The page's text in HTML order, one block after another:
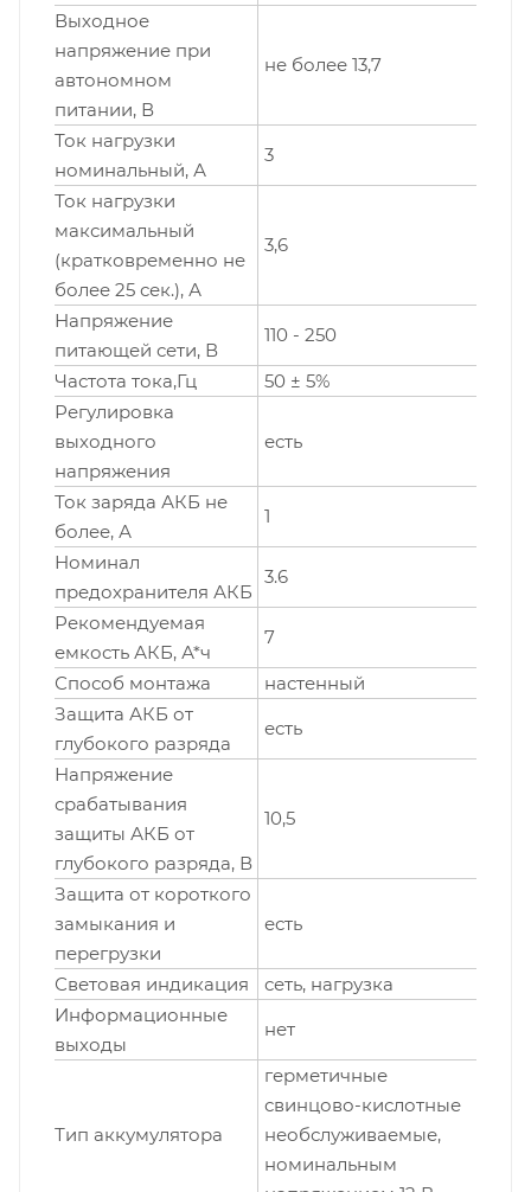
Выходное
напряжение при
автономном
питании, В
не более 13,7
Ток нагрузки
номинальный, А
3
Ток нагрузки
максимальный
(кратковременно не
более 25 сек.), А
3,6
Напряжение
питающей сети, В
110 - 250
Частота тока,Гц
50 ± 5%
Регулировка
выходного
напряжения
есть
Ток заряда АКБ не
более, А
1
Номинал
предохранителя АКБ
3.6
Рекомендуемая
емкость АКБ, А*ч
7
Способ монтажа
настенный
Защита АКБ от
глубокого разряда
есть
Напряжение
срабатывания
защиты АКБ от
глубокого разряда, В
10,5
Защита от короткого
замыкания и
перегрузки
есть
Световая индикация
сеть, нагрузка
Информационные
выходы
нет
Тип аккумулятора
герметичные
свинцово-кислотные
необслуживаемые,
номинальным